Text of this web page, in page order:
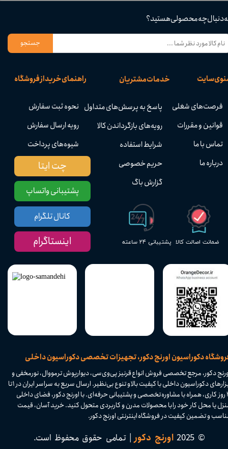
دکوراسیون اورنج دکور، تجهیزات تخصصی دکوراسیون داخلی
پشتیبانی ۲۴ ساعته ضمانت اصالت کالا
راهنمای خرید از فروشگاه
نحوه ثبت سفارش
رویه ارسال سفارش
شیوه‌های پرداخت
خدمات مشتریان
پاسخ به پرسش‌های متداول
رویه‌های بازگرداندن کالا
شرایط استفاده
حریم خصوصی
گزارش باگ
سایت
فرصت‌های شغلی
قوانین و مقررات
تماس با ما
درباره ما
دنبال چه محصولی هستید؟
جستجو
دکور، مرجع تخصصی فروش انواع قرنیز پی‌وی‌سی، دیوارپوش ترمووال، نورمخفی و
ابزارهای دکوراسیون داخلی با کیفیت بالا و تنوع بی‌نظیر. ارسال سریع به سراسر ایران در ۱ تا
۴ روز کاری، همراه با مشاوره تخصصی و پشتیبانی حرفه‌ای. با اورنج دکور، فضای داخلی
یا محل کار خود را با محصولات مدرن و کاربردی متحول کنید. خرید آسان، قیمت
و تضمین کیفیت در فروشگاه اینترنتی اورنج دکور.​​​​​​​
© 2025 اورنج دکور| تمامی حقوق محفوظ است.​​​​​​​
پشتیبانی واتساپ
چت ایتا
کانال تلگرام
اینستاگرام